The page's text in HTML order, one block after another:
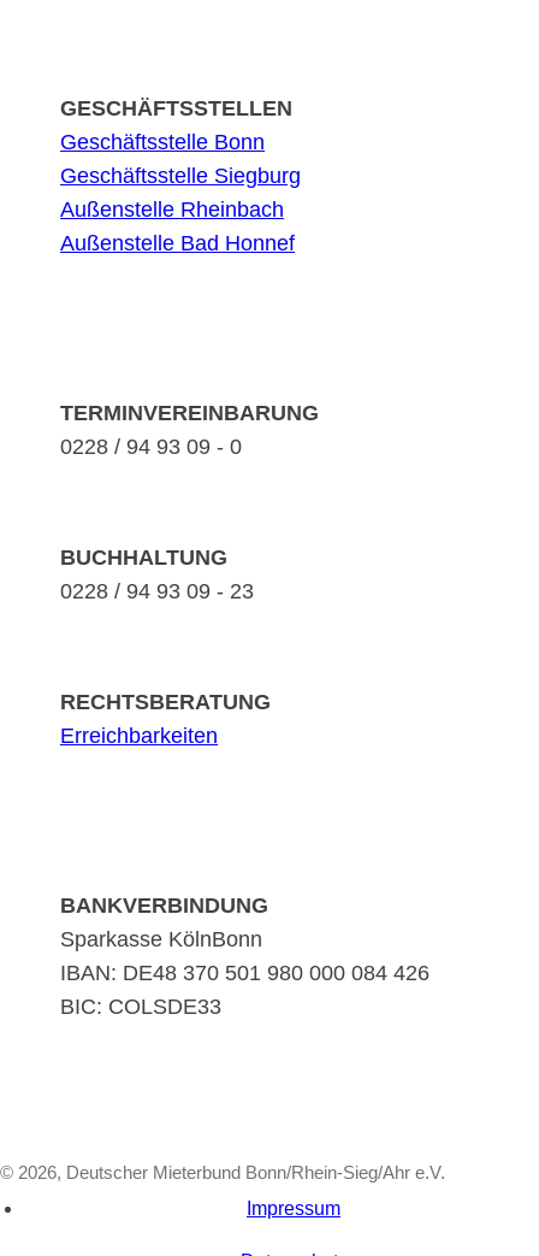
GESCHÄFTSSTELLEN
Geschäftsstelle Bonn
Geschäftsstelle Siegburg
Außenstelle Rheinbach
Außenstelle Bad Honnef
TERMINVEREINBARUNG
0228 / 94 93 09 - 0
BUCHHALTUNG
0228 / 94 93 09 - 23
RECHTSBERATUNG
Erreichbarkeiten
BANKVERBINDUNG
Sparkasse KölnBonn
IBAN: DE48 370 501 980 000 084 426
BIC: COLSDE33
© 2026, Deutscher Mieterbund Bonn/Rhein-Sieg/Ahr e.V.
Impressum